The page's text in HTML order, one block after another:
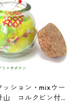
ッション・mixウー
山 コルクビン付き